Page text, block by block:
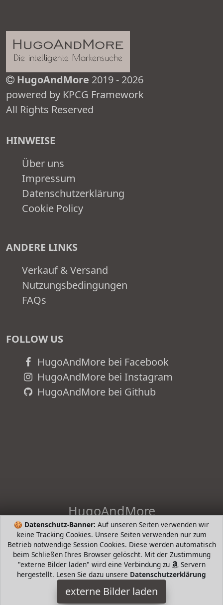
🍪 Datenschutz-Banner: Auf unseren Seiten verwenden wir
keine Tracking Cookies. Unsere Seiten verwenden nur zum
Betrieb notwendige Session Cookies. Diese werden automatisch
beim Schließen Ihres Browser gelöscht. Mit der Zustimmung
"externe Bilder laden" wird eine Verbindung zu
Servern
hergestellt. Lesen Sie dazu unsere Datenschutzerklärung
externe Bilder laden
HugoAndMore 2019 - 2026
powered by KPCG Framework
All Rights Reserved
HINWEISE
Über uns
Impressum
Datenschutzerklärung
Cookie Policy
ANDERE LINKS
Verkauf & Versand
Nutzungsbedingungen
FAQs
FOLLOW US
HugoAndMore bei Facebook
HugoAndMore bei Instagram
HugoAndMore bei Github
HugoAndMore
HugoAndHome - die intelligente Suche nach Bestsellern von
beliebten Markenherstellern. Hugo Boss, Tommy Hilfiger,
Prada, Levis, Werangler, Tamaris, Riecker, Jack Wolfkin mund
mehr
HugoAndMore ist Teilnehmer am Partnerprogramm der
EU
S.à r.l. Dieses Partnerprogramm wurde von
gerufen, um Links auf externe
Internetseiten platzieren zu